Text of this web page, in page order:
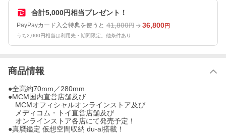
合計5,000円相当プレゼント！
PayPayカード入会特典を使うと 41,800円 36,800円
うち2,000円相当は利用先・期間限定。他条件あり
商品情報
●全高約70mm／280mm
●MCM国内直営店舗及び
MCMオフィシャルオンラインストア及び
メディコム・トイ直営店舗及び
オンラインストア各店にて発売予定！
●真贋鑑定 仮想空間収納 du-al搭載！